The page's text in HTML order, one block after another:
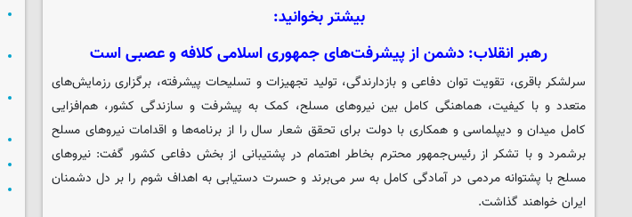
بیشتر بخوانید:
رهبر انقلاب: دشمن از پیشرفت‌های جمهوری اسلامی کلافه و عصبی است
سرلشکر باقری، تقویت توان دفاعی و بازدارندگی، تولید تجهیزات و تسلیحات پیشرفته، برگزاری رزمایش‌های
متعدد و با کیفیت، هماهنگی کامل بین نیروهای مسلح، کمک به پیشرفت و سازندگی کشور، هم‌افزایی
کامل میدان و دیپلماسی و همکاری با دولت برای تحقق شعار سال را از برنامه‌ها و اقدامات نیروهای مسلح
برشمرد و با تشکر از رئیس‌جمهور محترم بخاطر اهتمام در پشتیبانی از بخش دفاعی کشور گفت: نیروهای
مسلح با پشتوانه مردمی در آمادگی کامل به سر می‌برند و حسرت دستیابی به اهداف شوم را بر دل دشمنان
ایران خواهند گذاشت.